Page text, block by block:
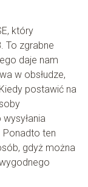
który
To zgrabne
daje nam
w obsłudze,
postawić na
ten
gdyż można